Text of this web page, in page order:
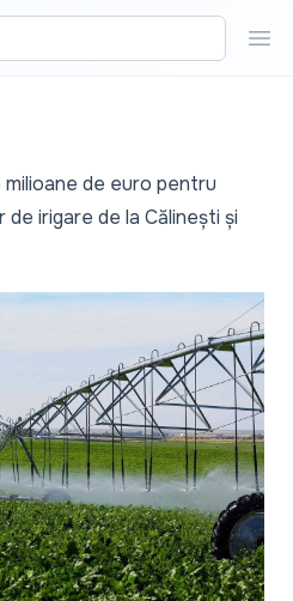
de euro pentru
irigare de la Călinești și